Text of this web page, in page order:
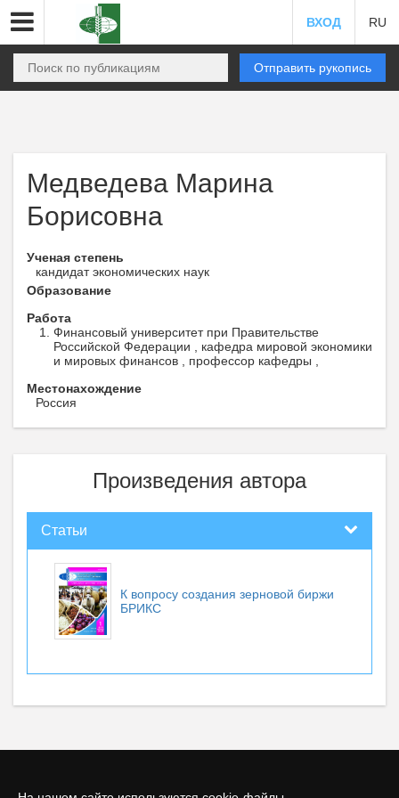
ВХОД RU
Отправить рукопись
Медведева Марина
Борисовна
Ученая степень
кандидат экономических наук
Образование
Работа
Финансовый университет при Правительстве
Российской Федерации , кафедра мировой экономики
и мировых финансов , профессор кафедры ,
Местонахождение
Россия
Произведения автора
Статьи
К вопросу создания зерновой биржи
БРИКС